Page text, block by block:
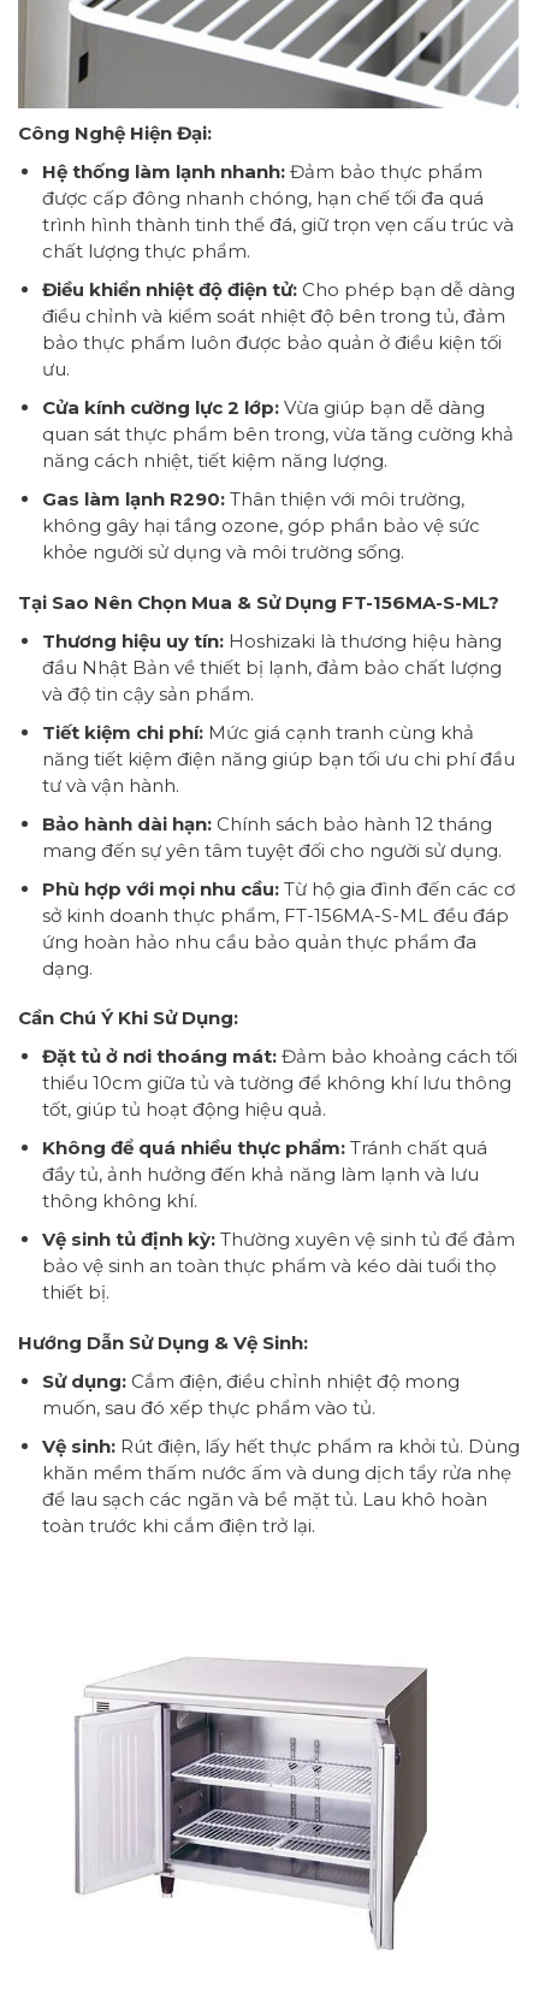
Công Nghệ Hiện Đại:
Hệ thống làm lạnh nhanh:Đảm bảo thực phẩm
được cấp đông nhanh chóng, hạn chế tối đa quá
trình hình thành tinh thể đá, giữ trọn vẹn cấu trúc và
chất lượng thực phẩm.
Điều khiển nhiệt độ điện tử:Cho phép bạn dễ dàng
điều chỉnh và kiểm soát nhiệt độ bên trong tủ, đảm
bảo thực phẩm luôn được bảo quản ở điều kiện tối
ưu.
Cửa kính cường lực 2 lớp:Vừa giúp bạn dễ dàng
quan sát thực phẩm bên trong, vừa tăng cường khả
năng cách nhiệt, tiết kiệm năng lượng.
Gas làm lạnh R290:Thân thiện với môi trường,
không gây hại tầng ozone, góp phần bảo vệ sức
khỏe người sử dụng và môi trường sống.
Tại Sao Nên Chọn Mua & Sử Dụng FT-156MA-S-ML?
Thương hiệu uy tín:Hoshizaki là thương hiệu hàng
đầu Nhật Bản về thiết bị lạnh, đảm bảo chất lượng
và độ tin cậy sản phẩm.
Tiết kiệm chi phí:Mức giá cạnh tranh cùng khả
năng tiết kiệm điện năng giúp bạn tối ưu chi phí đầu
tư và vận hành.
Bảo hành dài hạn:Chính sách bảo hành 12 tháng
mang đến sự yên tâm tuyệt đối cho người sử dụng.
Phù hợp với mọi nhu cầu:Từ hộ gia đình đến các cơ
sở kinh doanh thực phẩm, FT-156MA-S-ML đều đáp
ứng hoàn hảo nhu cầu bảo quản thực phẩm đa
dạng.
Cần Chú Ý Khi Sử Dụng:
Đặt tủ ở nơi thoáng mát:Đảm bảo khoảng cách tối
thiểu 10cm giữa tủ và tường để không khí lưu thông
tốt, giúp tủ hoạt động hiệu quả.
Không để quá nhiều thực phẩm:Tránh chất quá
đầy tủ, ảnh hưởng đến khả năng làm lạnh và lưu
thông không khí.
Vệ sinh tủ định kỳ:Thường xuyên vệ sinh tủ để đảm
bảo vệ sinh an toàn thực phẩm và kéo dài tuổi thọ
thiết bị.
Hướng Dẫn Sử Dụng & Vệ Sinh:
Sử dụng:Cắm điện, điều chỉnh nhiệt độ mong
muốn, sau đó xếp thực phẩm vào tủ.
Vệ sinh:Rút điện, lấy hết thực phẩm ra khỏi tủ. Dùng
khăn mềm thấm nước ấm và dung dịch tẩy rửa nhẹ
để lau sạch các ngăn và bề mặt tủ. Lau khô hoàn
toàn trước khi cắm điện trở lại.